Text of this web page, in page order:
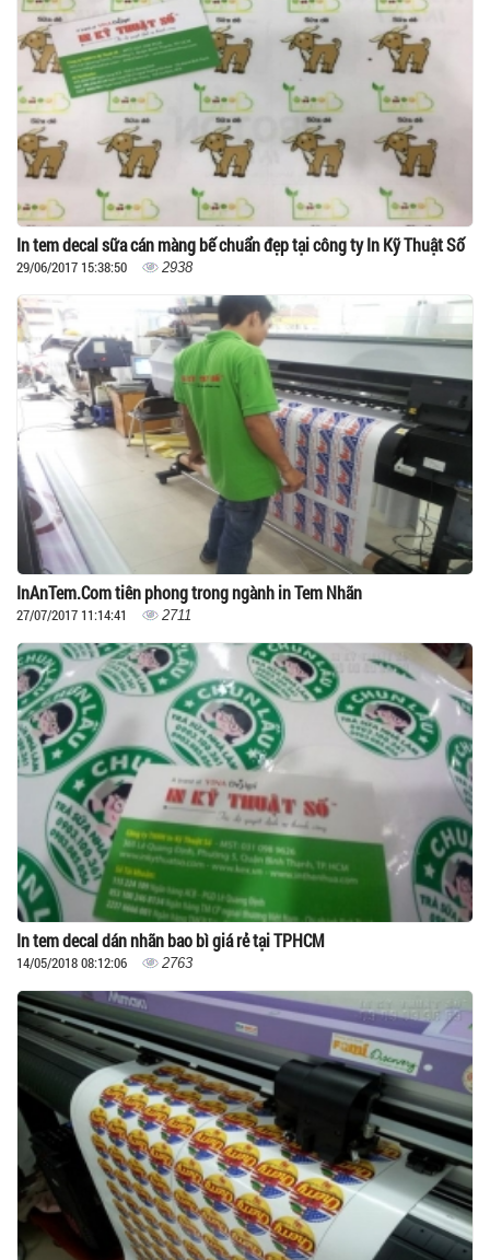
In tem decal sữa cán màng bế chuẩn đẹp tại công ty In Kỹ Thuật Số
29/06/2017 15:38:50 2938
InAnTem.Com tiên phong trong ngành in Tem Nhãn
27/07/2017 11:14:41 2711
In tem decal dán nhãn bao bì giá rẻ tại TPHCM
14/05/2018 08:12:06 2763